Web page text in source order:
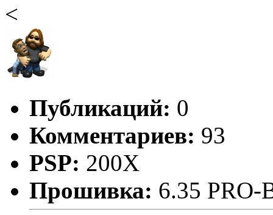
<
Публикаций: 0
Комментариев: 93
PSP: 200X
Прошивка: 6.35 PRO-